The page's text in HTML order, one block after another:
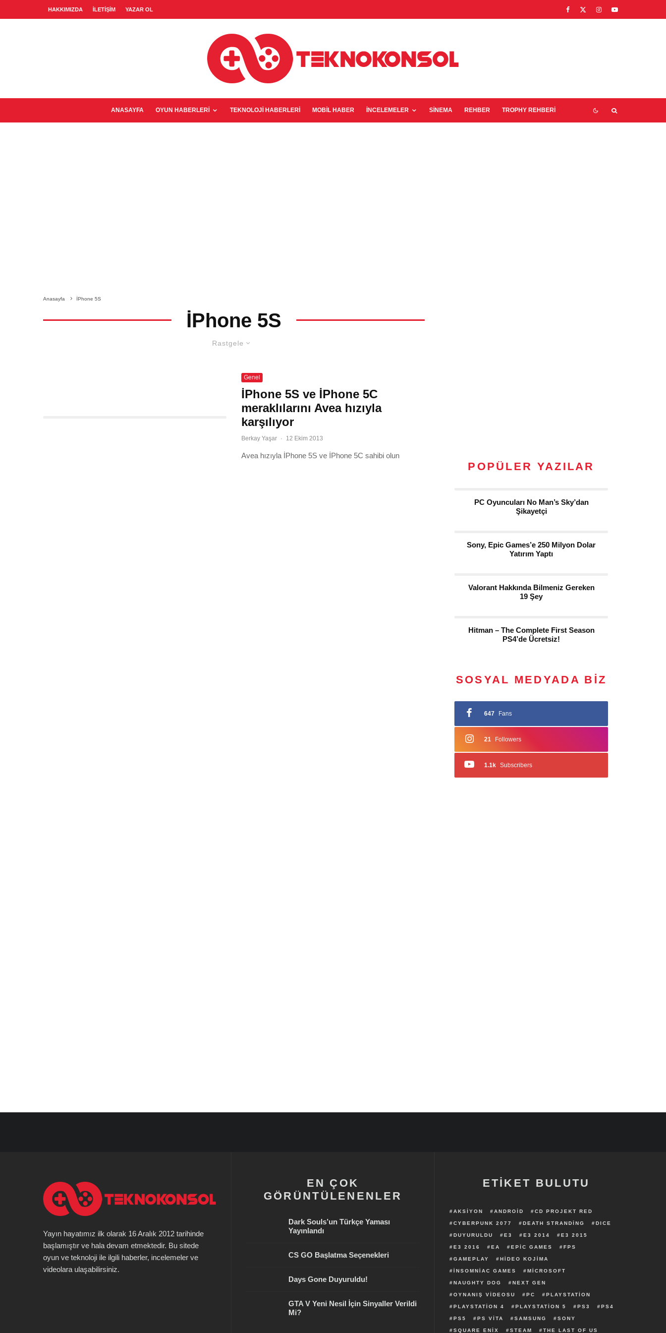
HAKKIMIZDA İLETIŞIM YAZAR OL
ANASAYFA OYUN HABERLERI TEKNOLOJI HABERLERI MOBIL HABER İNCELEMELER SINEMA REHBER TROPHY REHBERI
Anasayfa İPhone 5S
İPhone 5S
Rastgele
Genel
İPhone 5S ve İPhone 5C
meraklılarını Avea hızıyla
karşılıyor
Berkay Yaşar · 12 Ekim 2013
Avea hızıyla İPhone 5S ve İPhone 5C sahibi olun
POPÜLER YAZILAR
PC Oyuncuları No Man’s Sky’dan
Şikayetçi
Sony, Epic Games’e 250 Milyon Dolar
Yatırım Yaptı
Valorant Hakkında Bilmeniz Gereken
19 Şey
Hitman – The Complete First Season
PS4’de Ücretsiz!
SOSYAL MEDYADA BIZ
647 Fans
21 Followers
1.1k Subscribers
Yayın hayatımız ilk olarak 16 Aralık 2012 tarihinde
başlamıştır ve hala devam etmektedir. Bu sitede
oyun ve teknoloji ile ilgili haberler, incelemeler ve
videolara ulaşabilirsiniz.
EN ÇOK
GÖRÜNTÜLENENLER
Dark Souls’un Türkçe Yaması
Yayınlandı
CS GO Başlatma Seçenekleri
Days Gone Duyuruldu!
GTA V Yeni Nesil İçin Sinyaller Verildi
Mi?
ETİKET BULUTU
AKSIYON ANDROID CD PROJEKT RED
CYBERPUNK 2077 DEATH STRANDING DICE
DUYURULDU E3 E3 2014 E3 2015
E3 2016 EA EPIC GAMES FPS
GAMEPLAY HIDEO KOJIMA
INSOMNIAC GAMES MICROSOFT
NAUGHTY DOG NEXT GEN
OYNANIŞ VIDEOSU PC PLAYSTATION
PLAYSTATION 4 PLAYSTATION 5 PS3 PS4
PS5 PS VITA SAMSUNG SONY
SQUARE ENIX STEAM THE LAST OF US